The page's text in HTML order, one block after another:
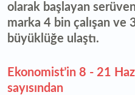
olarak başlayan
marka 4 bin çalışan
büyüklüğe ulaştı.
Ekonomist’in 8 - 21
sayısından